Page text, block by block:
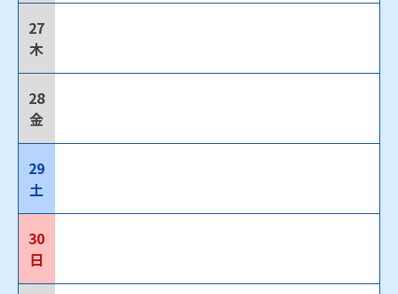
27
木
28
金
29
土
30
日